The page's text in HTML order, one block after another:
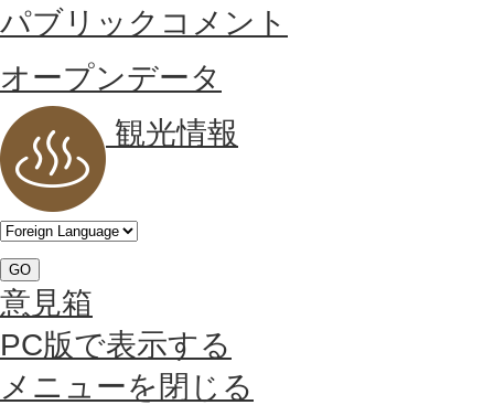
パブリックコメント
オープンデータ
観光情報
GO
意見箱
PC版で表示する
メニューを閉じる